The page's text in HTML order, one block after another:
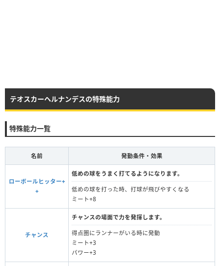
テオスカーヘルナンデスの特殊能力
特殊能力一覧
名前 発動条件・効果
ローボールヒッター+
+
低めの球をうまく打てるようになります。
低めの球を打った時、打球が飛びやすくなる
ミート+8
チャンス
チャンスの場面で力を発揮します。
得点圏にランナーがいる時に発動
ミート+3
パワー+3